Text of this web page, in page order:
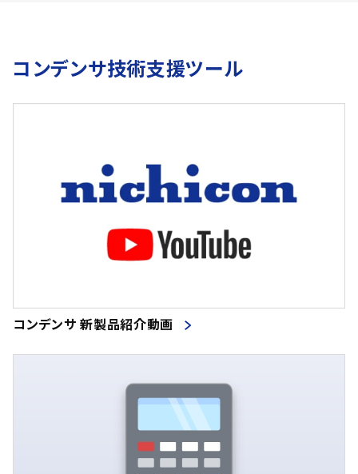
コンデンサ技術支援ツール
コンデンサ 新製品紹介動画